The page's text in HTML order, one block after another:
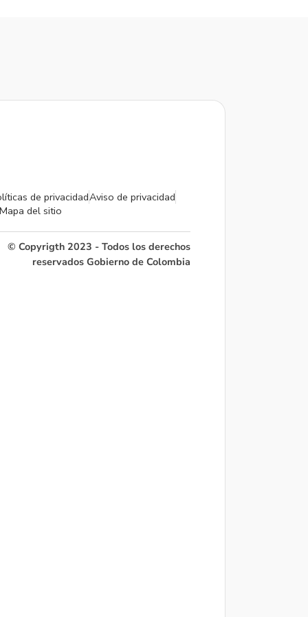
de privacidadAviso de privacidad
Mapa del sitio
© Copyrigth 2023 - Todos los derechos
reservados Gobierno de Colombia